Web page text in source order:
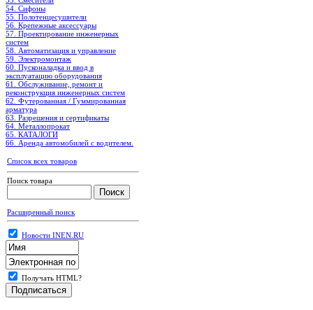
54. Сифоны
55. Полотенцесушители
56. Крепежные аксессуары
57. Проектирование инженерных
систем
58. Автоматизация и управление
59. Электромонтаж
60. Пусконаладка и ввод в
эксплуатацию оборудования
61. Обслуживание, ремонт и
реконструкция инженерных систем
62. Футерованная / Гуммированная
арматура
63. Разрешения и сертификаты
64. Металлопрокат
65. КАТАЛОГИ
66. Аренда автомобилей с водителем.
Список всех товаров
Поиск товара
Расширенный поиск
Новости INEN.RU
Получать HTML?